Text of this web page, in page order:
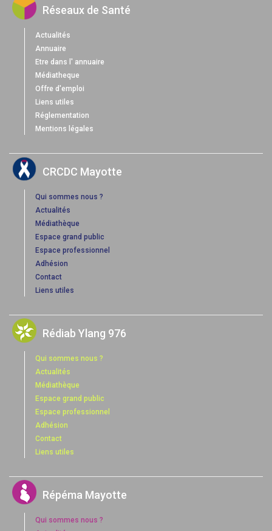
Réseaux de Santé
Actualités
Annuaire
Etre dans l' annuaire
Médiatheque
Offre d'emploi
Liens utiles
Réglementation
Mentions légales
CRCDC Mayotte
Qui sommes nous ?
Actualités
Médiathèque
Espace grand public
Espace professionnel
Adhésion
Contact
Liens utiles
Rédiab Ylang 976
Qui sommes nous ?
Actualités
Médiathèque
Espace grand public
Espace professionnel
Adhésion
Contact
Liens utiles
Répéma Mayotte
Qui sommes nous ?